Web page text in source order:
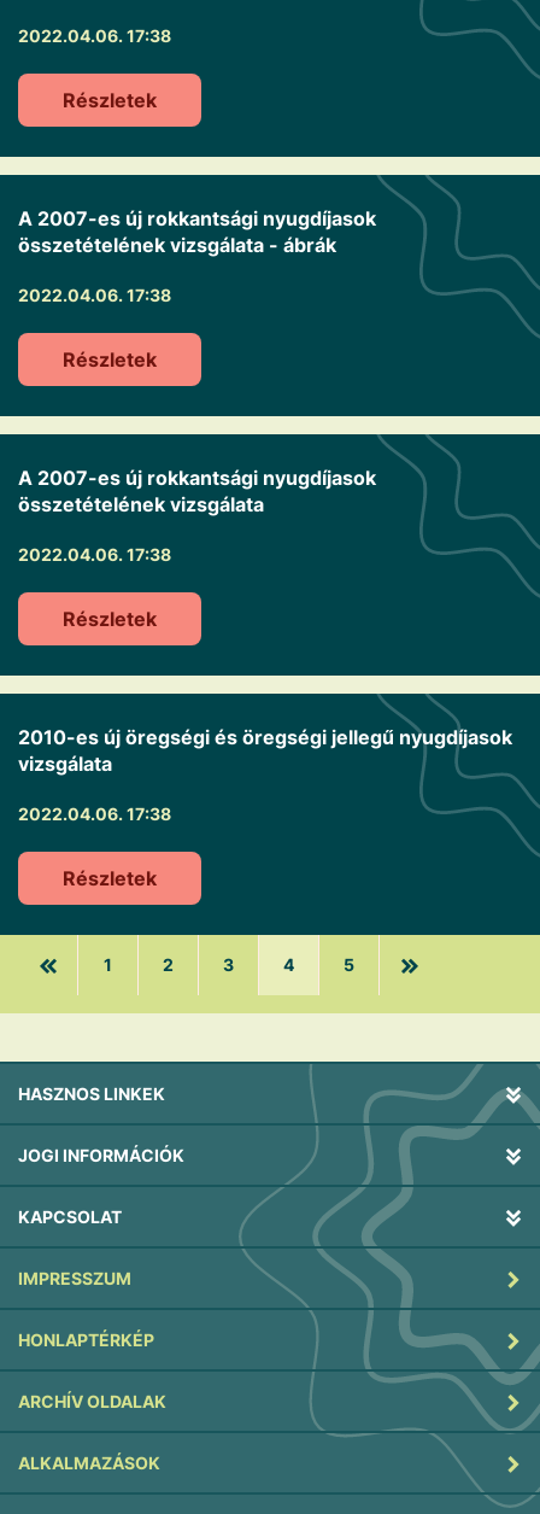
2022.04.06. 17:38
Részletek
A 2007-es új rokkantsági nyugdíjasok
összetételének vizsgálata - ábrák
2022.04.06. 17:38
Részletek
A 2007-es új rokkantsági nyugdíjasok
összetételének vizsgálata
2022.04.06. 17:38
Részletek
2010-es új öregségi és öregségi jellegű nyugdíjasok
vizsgálata
2022.04.06. 17:38
Részletek
1 2 3 4 5
HASZNOS LINKEK
JOGI INFORMÁCIÓK
KAPCSOLAT
IMPRESSZUM
HONLAPTÉRKÉP
ARCHÍV OLDALAK
ALKALMAZÁSOK